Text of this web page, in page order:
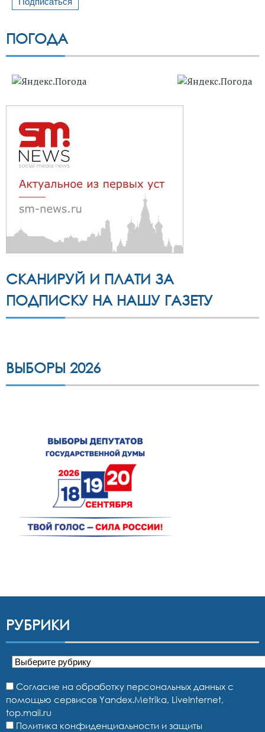
ПОГОДА
СКАНИРУЙ И ПЛАТИ ЗА
ПОДПИСКУ НА НАШУ ГАЗЕТУ
ВЫБОРЫ 2026
РУБРИКИ
Рубрики
Согласие на обработку персональных данных с
помощью сервисов Yandex.Metrika, LiveInternet,
top.mail.ru
Политика конфиденциальности и защиты